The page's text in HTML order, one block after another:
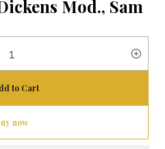
Mod., Sam
to Cart
now